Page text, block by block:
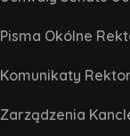
Pisma Okólne
Komunikaty
Zarządzenia